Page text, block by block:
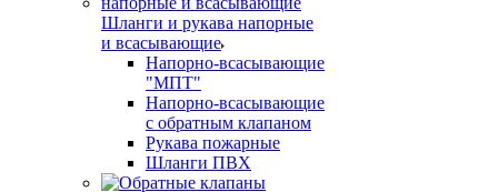
Шланги и рукава напорные
и всасывающие
Напорно-всасывающие
"МПТ"
Напорно-всасывающие
с обратным клапаном
Рукава пожарные
Шланги ПВХ